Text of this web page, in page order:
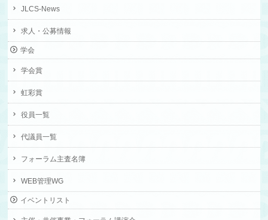
JLCS-News
求人・公募情報
学会
学会賞
虹彩賞
役員一覧
代議員一覧
フォーラム主査名簿
WEB管理WG
イベントリスト